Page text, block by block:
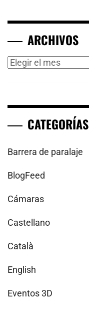
ARCHIVOS
Archivos
CATEGORÍAS
Barrera de paralaje
BlogFeed
Cámaras
Castellano
Català
English
Eventos 3D